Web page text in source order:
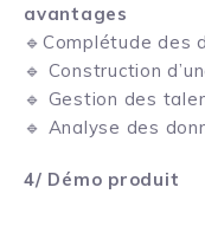
avantages
🔹Complétude des
🔹 Construction
🔹 Gestion des
🔹 Analyse des
4/ Démo produit